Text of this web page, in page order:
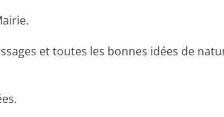
et toutes les bonnes idées de